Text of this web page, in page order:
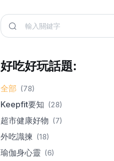
好吃好玩話題:
全部 (78)
Keepfit要知 (28)
超市健康好物 (7)
外吃識揀 (18)
瑜伽身心靈 (6)